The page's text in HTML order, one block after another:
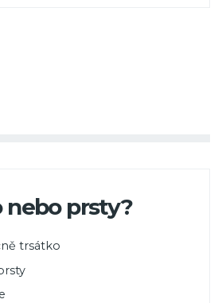
nebo prsty?
trsátko